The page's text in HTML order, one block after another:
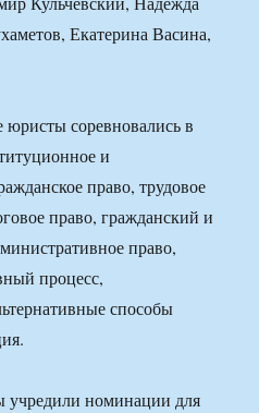
Екатерина Васина,
соревновались в
и
право, трудовое
право, гражданский и
право,
процесс,
способы
учредили номинации для